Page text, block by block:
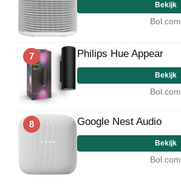
Bekijk
Bol.com
7 Philips Hue Appear
Bekijk
Bol.com
8 Google Nest Audio
Bekijk
Bol.com